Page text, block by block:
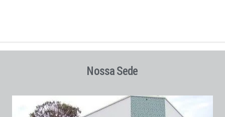
Nossa Sede